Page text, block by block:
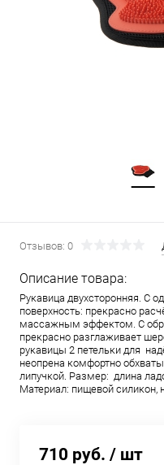
Отзывов: 0
Описание товара:
Рукавица двухсторонняя. С
поверхность: прекрасно
массажным эффектом. С
прекрасно разглаживает
рукавицы 2 петельки для
неопрена комфортно
липучкой. Размер: длина
Материал: пищевой силикон,
710 руб. / шт